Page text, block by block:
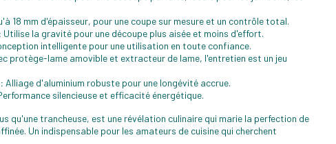
18 mm d'épaisseur, pour une coupe sur mesure et un contrôle total.
Utilise la gravité pour une découpe plus aisée et moins d'effort.
intelligente pour une utilisation en toute confiance.
protège-lame amovible et extracteur de lame, l'entretien est un jeu
Alliage d'aluminium robuste pour une longévité accrue.
silencieuse et efficacité énergétique.
qu'une trancheuse, est une révélation culinaire qui marie la perfection de
Un indispensable pour les amateurs de cuisine qui cherchent